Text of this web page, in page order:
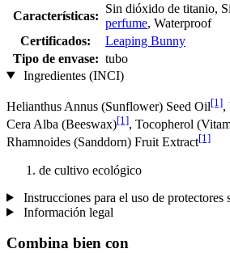
Características:
Sin dióxido de titanio,
perfume, Waterproof
Certificados:
Leaping Bunny
Tipo de envase: tubo
Ingredientes (INCI)
Helianthus Annus (Sunflower) Seed Oil[1],
Cera Alba (Beeswax)[1], Tocopherol
Rhamnoides (Sanddorn) Fruit Extract[1]
de cultivo ecológico
Instrucciones para el uso de protectores
Información legal
Combina bien con